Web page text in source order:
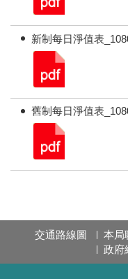
新制每日淨值表
舊制每日淨值表
交通路線圖 本局
政府